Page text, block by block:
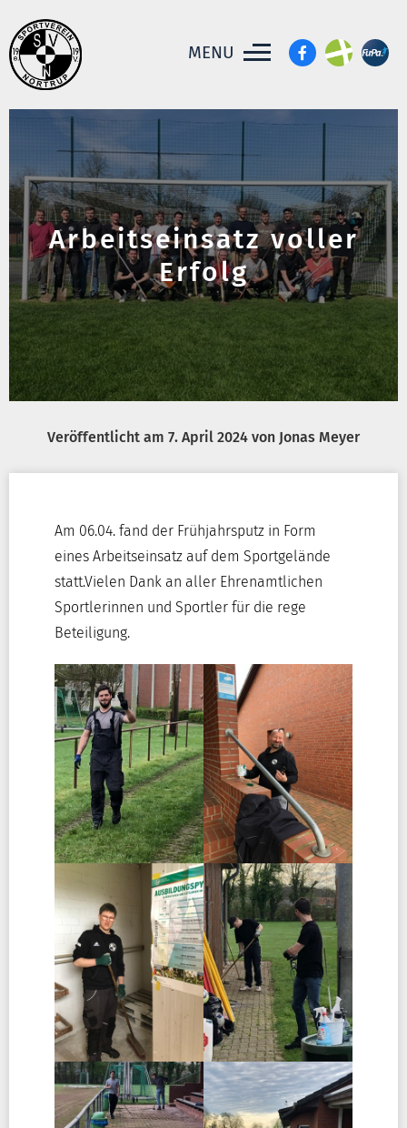
MENU
Arbeitseinsatz voller
Erfolg
Veröffentlicht am 7. April 2024 von Jonas Meyer
Am 06.04. fand der Frühjahrsputz in Form
eines Arbeitseinsatz auf dem Sportgelände
statt.Vielen Dank an aller Ehrenamtlichen
Sportlerinnen und Sportler für die rege
Beteiligung.